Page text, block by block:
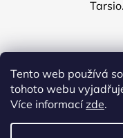
Tento web používá
tohoto webu
Více informacízde.
Copyright 2026
vyhrazena.